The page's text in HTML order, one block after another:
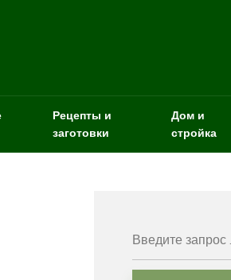
Рецепты и
заготовки
Дом и
стройка